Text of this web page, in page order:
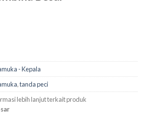
- Kepala
,tanda peci
lebih lanjut terkait produk